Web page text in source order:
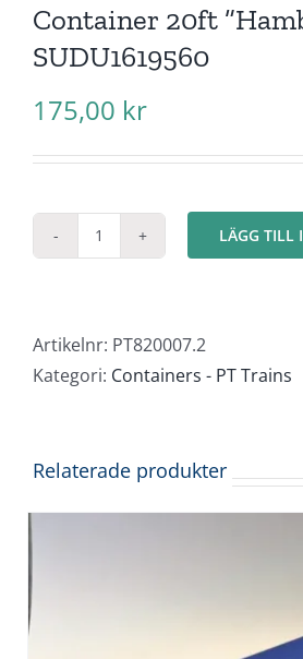
Container 20ft
SUDU1619560
175,00 kr
Container
Süd"
SUDU1619560
LÄGG TILL
Artikelnr: PT820007.2
Kategori: Containers - PT Trains
Relaterade produkter